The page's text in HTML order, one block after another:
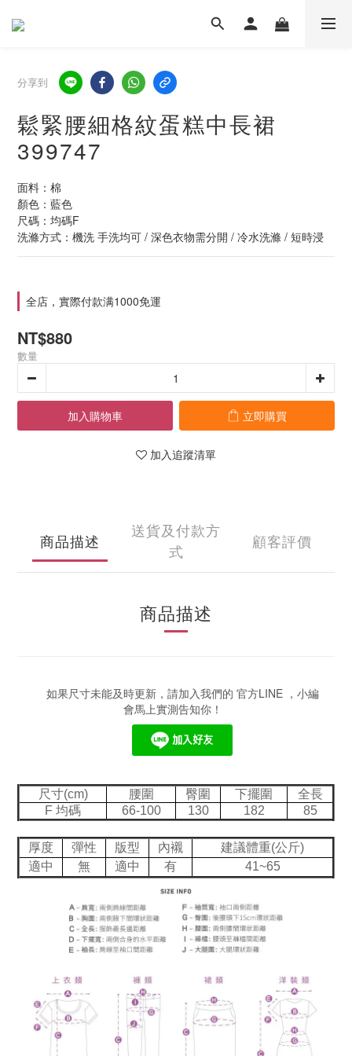
分享到
鬆緊腰細格紋蛋糕中長裙
399747
面料：棉
顏色：藍色
尺碼：均碼F
洗滌方式：機洗 手洗均可 / 深色衣物需分開 / 冷水洗滌 / 短時浸
全店，實際付款满1000免運
NT$880
數量
加入購物車 立即購買
加入追蹤清單
商品描述
送貨及付款方
式
顧客評價
商品描述
如果尺寸未能及時更新，請加入我們的 官方LINE ，小編
會馬上實測告知你！
尺寸(cm) 腰圍 臀圍 下擺圍
全長
F 均碼
66-100 130 182 85
厚度 彈性 版型 內襯
建議體重(公斤)
適中
無 適中 有 41~65